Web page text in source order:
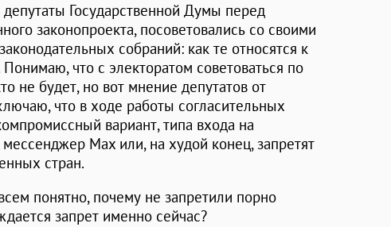
Государственной Думы перед
законопроекта, посоветовались со своими
собраний: как те относятся к
что с электоратом советоваться по
не будет, но вот мнение депутатов от
что в ходе работы согласительных
вариант, типа входа на
Max или, на худой конец, запретят
стран.
понятно, почему не запретили порно
запрет именно сейчас?